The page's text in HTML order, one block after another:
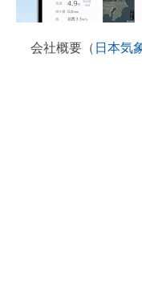
会社概要（ 日本気